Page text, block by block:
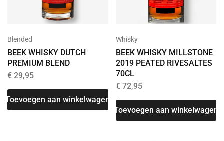
Blended
BEEK WHISKY DUTCH
PREMIUM BLEND
€ 29,95
Toevoegen aan winkelwagen
Whisky
BEEK WHISKY MILLSTONE
2019 PEATED RIVESALTES
70CL
€72,95
Toevoegen aan winkelwagen